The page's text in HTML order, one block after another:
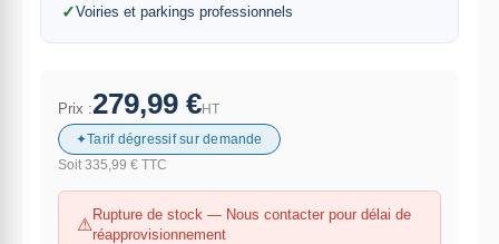
✓Voiries et parkings professionnels
Prix :279,99 €HT
Tarif dégressif sur demande
Soit 335,99 € TTC
Rupture de stock — Nous contacter pour délai de
réapprovisionnement